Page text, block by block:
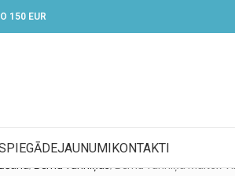
150 EUR
PIEGĀDEJAUNUMIKONTAKTI